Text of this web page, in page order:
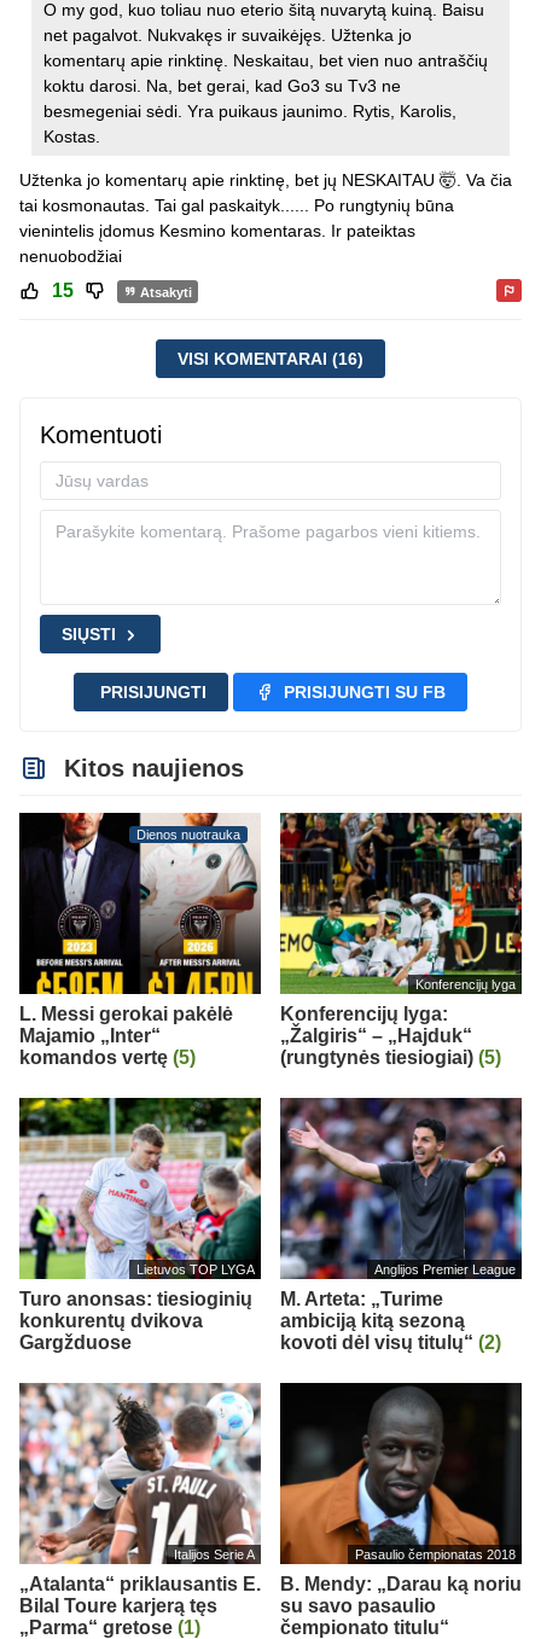
O my god, kuo toliau nuo eterio šitą nuvarytą kuiną. Baisu
net pagalvot. Nukvakęs ir suvaikėjęs. Užtenka jo
komentarų apie rinktinę. Neskaitau, bet vien nuo antraščių
koktu darosi. Na, bet gerai, kad Go3 su Tv3 ne
besmegeniai sėdi. Yra puikaus jaunimo. Rytis, Karolis,
Kostas.
Užtenka jo komentarų apie rinktinę, bet jų NESKAITAU 🤯. Va čia
tai kosmonautas. Tai gal paskaityk...... Po rungtynių būna
vienintelis įdomus Kesmino komentaras. Ir pateiktas
nenuobodžiai
15 Atsakyti
VISI KOMENTARAI (16)
Komentuoti
SIŲSTI
PRISIJUNGTI PRISIJUNGTI SU FB
Kitos naujienos
Dienos nuotrauka
L. Messi gerokai pakėlė
Majamio „Inter“
komandos vertę (5)
Konferencijų lyga
Konferencijų lyga:
„Žalgiris“ – „Hajduk“
(rungtynės tiesiogiai) (5)
Lietuvos TOP LYGA
Turo anonsas: tiesioginių
konkurentų dvikova
Gargžduose
Anglijos Premier League
M. Arteta: „Turime
ambiciją kitą sezoną
kovoti dėl visų titulų“ (2)
Italijos Serie A
„Atalanta“ priklausantis E.
Bilal Toure karjerą tęs
„Parma“ gretose (1)
Pasaulio čempionatas 2018
B. Mendy: „Darau ką noriu
su savo pasaulio
čempionato titulu“